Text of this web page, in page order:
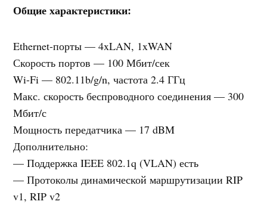
Общие характеристики:
Ethernet-порты — 4xLAN, 1xWAN
Скорость портов — 100 Мбит/сек
Wi-Fi — 802.11b/g/n, частота 2.4 ГГц
Макс. скорость беспроводного соединения — 300
Мбит/с
Мощность передатчика — 17 dBM
Дополнительно:
— Поддержка IEEE 802.1q (VLAN) есть
— Протоколы динамической маршрутизации RIP
v1, RIP v2